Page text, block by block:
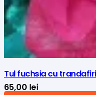
Tul fuchsia cu
65,00 lei